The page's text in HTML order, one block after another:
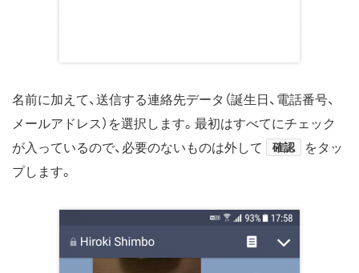
名前に加えて、送信する連絡先データ（誕生日、電話番号、
メールアドレス）を選択します。最初はすべてにチェック
が入っているので、必要のないものは外して
確認
をタッ
プします。